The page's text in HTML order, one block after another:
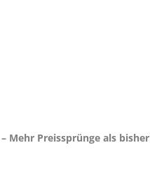
Mehr Preissprünge als bisher